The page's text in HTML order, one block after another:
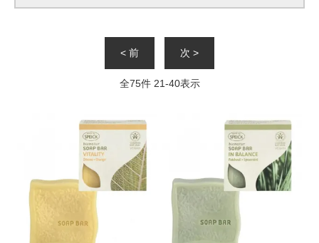
< 前 次 >
全75件 21-40表示